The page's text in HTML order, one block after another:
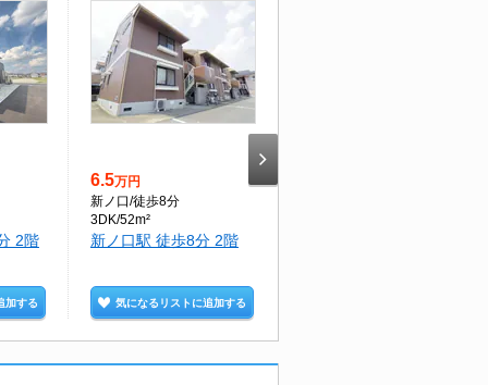
2階
加する
6.5万円
新ノ口/徒歩8分
3DK/52m²
新ノ口駅 徒歩8分 2階
気になるリストに追加する